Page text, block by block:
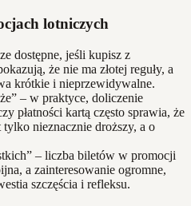
lotniczych
dostępne, jeśli kupisz z
że nie ma złotej reguły, a
krótkie i nieprzewidywalne.
– w praktyce, doliczenie
płatności kartą często sprawia, że
nieznacznie droższy, a o
– liczba biletów w promocji
a zainteresowanie ogromne,
szczęścia i refleksu.